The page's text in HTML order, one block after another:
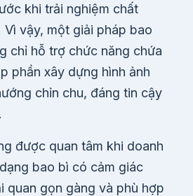
khi trải nghiệm chất
vậy, một giải pháp bao
chỉ hỗ trợ chức năng chứa
phần xây dựng hình ảnh
chỉn chu, đáng tin cậy
được quan tâm khi doanh
bao bì có cảm giác
quan gọn gàng và phù hợp